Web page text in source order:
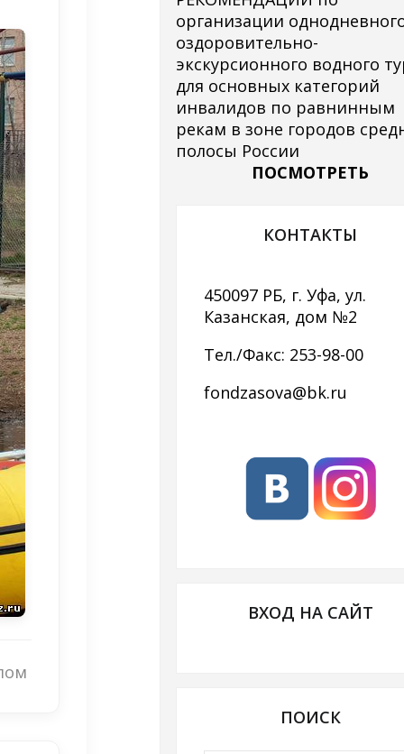
организации
оздоровительно-
экскурсионного водного
для основных категорий
инвалидов по равнинным
рекам в зоне городов
полосы России
ПОСМОТРЕТЬ
КОНТАКТЫ
450097 РБ, г. Уфа, ул.
Казанская, дом №2
Тел./Факс: 253-98-00
fondzasova@bk.ru
ВХОД НА САЙТ
ПОИСК